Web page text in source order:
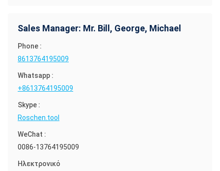
Sales Manager: Mr. Bill, George, Michael
Phone :
8613764195009
Whatsapp :
+8613764195009
Skype :
Roschen.tool
WeChat :
0086-13764195009
Ηλεκτρονικό